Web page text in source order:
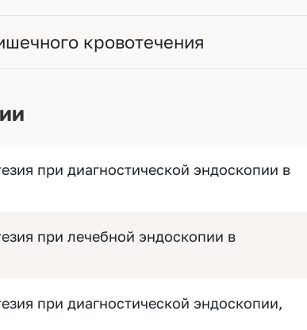
кровотечения
при диагностической эндоскопии в
при лечебной эндоскопии в
при диагностической эндоскопии,